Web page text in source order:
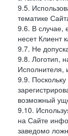
9.5.
тематике
9.6. В случае,
несет Клиент
9.7. Не
9.8. Логотип,
Исполнителя,
9.9.
возможный
9.10.
на Сайте
заведомо